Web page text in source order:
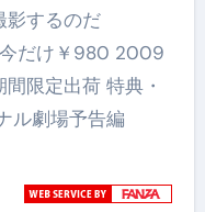
影するのだ
今だけ￥980 2009
限定出荷 特典・
ル劇場予告編